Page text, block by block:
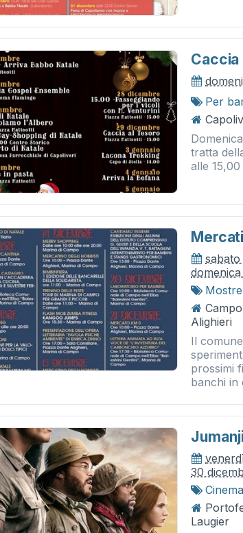
Caccia
Per
tratta
alle
Alighieri
Il
prossimi
banchi in
30
Cinema
Laugier